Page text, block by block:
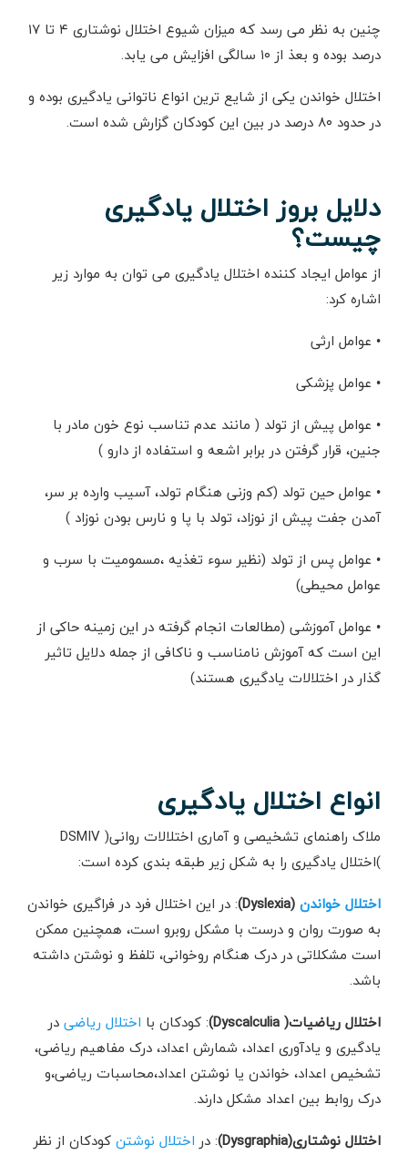
چنین به نظر می رسد که میزان شیوع اختلال نوشتاری ۴ تا ۱۷
درصد بوده و بعذ از ۱۰ سالگی افزایش می یابد.
اختلال خواندن یکی از شایع ترین انواع ناتوانی یادگیری بوده و
در حدود ۸۰ درصد در بین این کودکان گزارش شده است.
دلایل بروز اختلال یادگیری
چیست؟
از عوامل ایجاد کننده اختلال یادگیری می توان به موارد زیر
اشاره کرد:
• عوامل ارثی
• عوامل پزشکی
• عوامل پیش از تولد ( مانند عدم تناسب نوع خون مادر با
جنین، قرار گرفتن در برابر اشعه و استفاده از دارو )
• عوامل حین تولد (کم وزنی هنگام تولد، آسیب وارده بر سر،
آمدن جفت پیش از نوزاد، تولد با پا و نارس بودن نوزاد )
• عوامل پس از تولد (نظیر سوء تغذیه ،مسمومیت با سرب و
عوامل محیطی)
• عوامل آموزشی (مطالعات انجام گرفته در این زمینه حاکی از
این است که آموزش نامناسب و ناکافی از جمله دلایل تاثیر
گذار در اختلالات یادگیری هستند)
انواع اختلال یادگیری
ملاک راهنمای تشخیصی و آماری اختلالات روانی( DSMIV
)اختلال یادگیری را به شکل زیر طبقه بندی کرده است:
اختلال خواندن(Dyslexia)
: در این اختلال فرد در فراگیری خواندن
به صورت روان و درست با مشکل روبرو است، همچنین ممکن
است مشکلاتی در درک هنگام روخوانی، تلفظ و نوشتن داشته
باشد.
اختلال ریاضیات( Dyscalculia)
: کودکان با اختلال ریاضیدر
یادگیری و یادآوری اعداد، شمارش اعداد، درک مفاهیم ریاضی،
تشخیص اعداد، خواندن یا نوشتن اعداد،محاسبات ریاضی،و
درک روابط بین اعداد مشکل دارند.
اختلال نوشتاری(Dysgraphia)
: در اختلال نوشتنکودکان از نظر